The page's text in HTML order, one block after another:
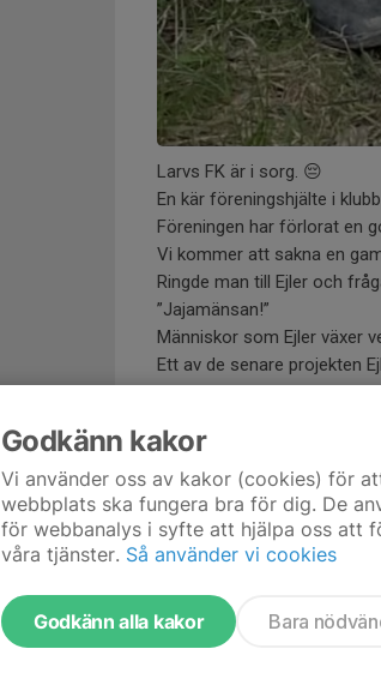
Larvs FK är i sorg. 😔
En kär föreningshjälte i
Föreningen har förlorat en
Vi kommer att sakna en
Ringde man till Ejler och
”Jajamänsan!”
Människor som Ejler växer
Ett av de senare projekten
av discgolfbanans teer inför
Våra tankar går nu till
💙🤍
/ Larvs FK, styrelsen.
Godkänn kakor
Vi använder oss av kakor (cookies) för
webbplats ska fungera bra för dig. De
för webbanalys i syfte att hjälpa oss att
våra tjänster. Så använder vi cookies
Godkänn alla kakor Bara